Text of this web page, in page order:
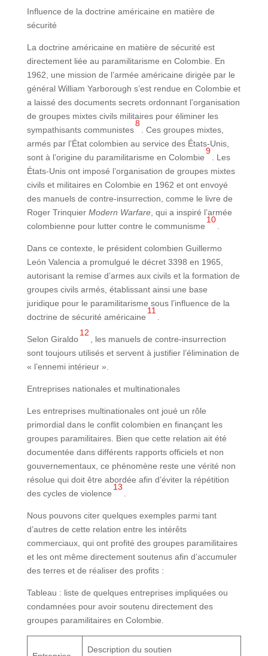
Influence de la doctrine américaine en matière de
sécurité
La doctrine américaine en matière de sécurité est
directement liée au paramilitarisme en Colombie. En
1962, une mission de l’armée américaine dirigée par le
général William Yarborough s’est rendue en Colombie et
a laissé des documents secrets ordonnant l’organisation
de groupes mixtes civils militaires pour éliminer les
sympathisants communistes
8
. Ces groupes mixtes,
armés par l’État colombien au service des États-Unis,
sont à l’origine du paramilitarisme en Colombie
9
. Les
États-Unis ont imposé l’organisation de groupes mixtes
civils et militaires en Colombie en 1962 et ont envoyé
des manuels de contre-insurrection, comme le livre de
Roger Trinquier Modern Warfare, qui a inspiré l’armée
colombienne pour lutter contre le communisme
10
Dans ce contexte, le président colombien Guillermo
León Valencia a promulgué le décret 3398 en 1965,
autorisant la remise d’armes aux civils et la formation de
groupes civils armés, établissant ainsi une base
juridique pour le paramilitarisme sous l’influence de la
doctrine de sécurité américaine
11
Selon Giraldo
12
, les manuels de contre-insurrection
sont toujours utilisés et servent à justifier l’élimination de
« l’ennemi intérieur ».
Entreprises nationales et multinationales
Les entreprises multinationales ont joué un rôle
primordial dans le conflit colombien en finançant les
groupes paramilitaires. Bien que cette relation ait été
documentée dans différents rapports officiels et non
gouvernementaux, ce phénomène reste une vérité non
résolue qui doit être abordée afin d’éviter la répétition
des cycles de violence
13
Nous pouvons citer quelques exemples parmi tant
d’autres de cette relation entre les intérêts
commerciaux, qui ont profité des groupes paramilitaires
et les ont même directement soutenus afin d’accumuler
des terres et de réaliser des profits :
Tableau : liste de quelques entreprises impliquées ou
condamnées pour avoir soutenu directement des
groupes paramilitaires en Colombie.
Description du soutien